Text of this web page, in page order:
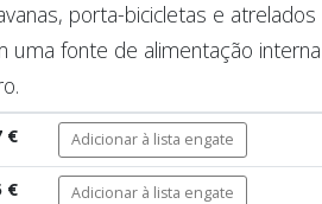
porta-bicicletas e atrelados
uma fonte de alimentação
€ Adicionar à lista engate
€ Adicionar à lista engate